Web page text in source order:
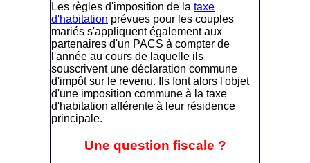
Les règles d'imposition de la taxe
d'habitation prévues pour les couples
mariés s'appliquent également aux
partenaires d'un PACS à compter de
l'année au cours de laquelle ils
souscrivent une déclaration commune
d'impôt sur le revenu. Ils font alors l'objet
d'une imposition commune à la taxe
d'habitation afférente à leur résidence
principale.
Une question fiscale ?